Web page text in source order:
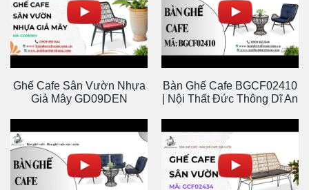
Ghế Cafe Sân Vườn Nhựa
Giả Mây GD09DEN
Bàn Ghế Cafe BGCF02410
| Nội Thất Đức Thông Dĩ An